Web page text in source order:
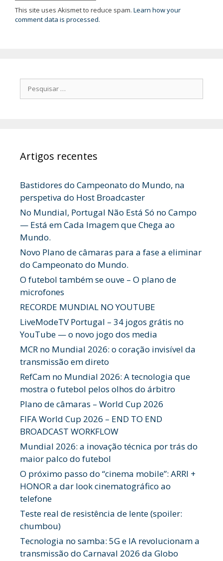
This site uses Akismet to reduce spam. Learn how your
comment data is processed.
Pesquisar
por:
Artigos recentes
Bastidores do Campeonato do Mundo, na
perspetiva do Host Broadcaster
No Mundial, Portugal Não Está Só no Campo
— Está em Cada Imagem que Chega ao
Mundo.
Novo Plano de câmaras para a fase a eliminar
do Campeonato do Mundo.
O futebol também se ouve – O plano de
microfones
RECORDE MUNDIAL NO YOUTUBE
LiveModeTV Portugal – 34 jogos grátis no
YouTube — o novo jogo dos media
MCR no Mundial 2026: o coração invisível da
transmissão em direto
RefCam no Mundial 2026: A tecnologia que
mostra o futebol pelos olhos do árbitro
Plano de câmaras – World Cup 2026
FIFA World Cup 2026 – END TO END
BROADCAST WORKFLOW
Mundial 2026: a inovação técnica por trás do
maior palco do futebol
O próximo passo do “cinema mobile”: ARRI +
HONOR a dar look cinematográfico ao
telefone
Teste real de resistência de lente (spoiler:
chumbou)
Tecnologia no samba: 5G e IA revolucionam a
transmissão do Carnaval 2026 da Globo